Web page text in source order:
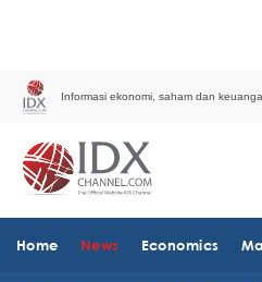
Informasi ekonomi, saham dan
Home News Economics